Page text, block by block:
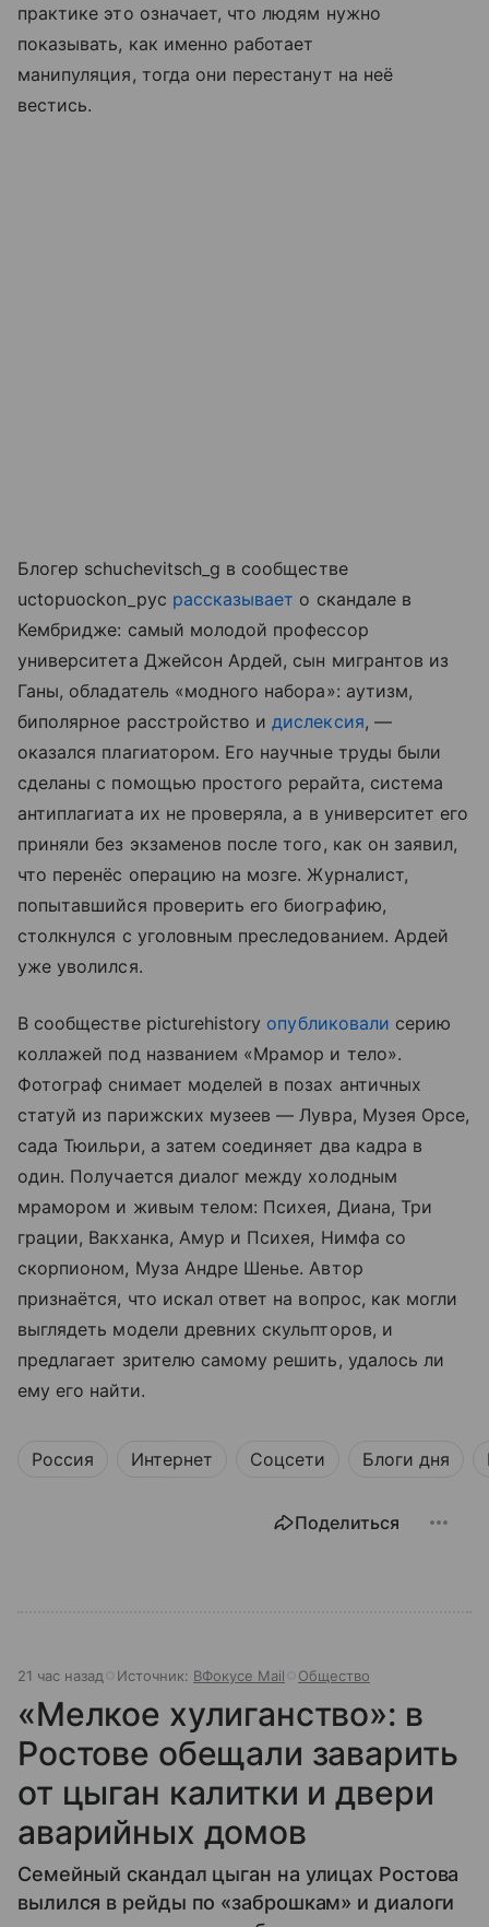
практике это означает, что людям нужно
показывать, как именно работает
манипуляция, тогда они перестанут на неё
вестись.
Блогер schuchevitsch_g в сообществе
uctopuockon_pyc рассказывает о скандале в
Кембридже: самый молодой профессор
университета Джейсон Ардей, сын мигрантов из
Ганы, обладатель «модного набора»: аутизм,
биполярное расстройство идислексия, —
оказался плагиатором. Его научные труды были
сделаны с помощью простого рерайта, система
антиплагиата их не проверяла, а в университет его
приняли без экзаменов после того, как он заявил,
что перенёс операцию на мозге. Журналист,
попытавшийся проверить его биографию,
столкнулся с уголовным преследованием. Ардей
уже уволился.
В сообществе picturehistory опубликовали серию
коллажей под названием «Мрамор и тело».
Фотограф снимает моделей в позах античных
статуй из парижских музеев — Лувра, Музея Орсе,
сада Тюильри, а затем соединяет два кадра в
один. Получается диалог между холодным
мрамором и живым телом: Психея, Диана, Три
грации, Вакханка, Амур и Психея, Нимфа со
скорпионом, Муза Андре Шенье. Автор
признаётся, что искал ответ на вопрос, как могли
выглядеть модели древних скульпторов, и
предлагает зрителю самому решить, удалось ли
ему его найти.
Россия Интернет Соцсети Блоги дня
Поделиться
21 час назад Источник: ВФокусе Mail Общество
«Мелкое хулиганство»: в
Ростове обещали заварить
от цыган калитки и двери
аварийных домов
Семейный скандал цыган на улицах Ростова
вылился в рейды по «заброшкам» и диалоги